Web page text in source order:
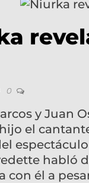
0
y Juan
el
habló
con él a